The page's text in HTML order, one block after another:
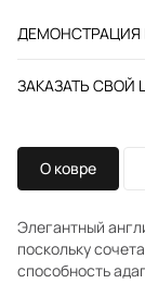
ДЕМОНСТРАЦИЯ
ЗАКАЗАТЬ СВОЙ
О ковре
Элегантный
поскольку
способность